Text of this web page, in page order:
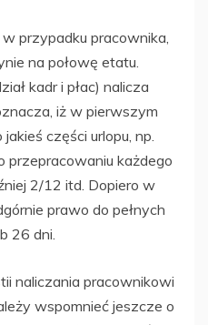
przypadku pracownika,
na połowę etatu.
kadr i płac) nalicza
iż w pierwszym
części urlopu, np.
przepracowaniu każdego
2/12 itd. Dopiero w
prawo do pełnych
26 dni.
naliczania pracownikowi
wspomnieć jeszcze o